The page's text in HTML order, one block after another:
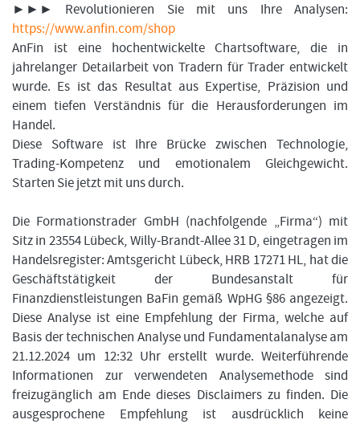
►►► Revolutionieren Sie mit uns Ihre Analysen:
https://www.anfin.com/shop
AnFin ist eine hochentwickelte Chartsoftware, die in
jahrelanger Detailarbeit von Tradern für Trader entwickelt
wurde. Es ist das Resultat aus Expertise, Präzision und
einem tiefen Verständnis für die Herausforderungen im
Handel.
Diese Software ist Ihre Brücke zwischen Technologie,
Trading-Kompetenz und emotionalem Gleichgewicht.
Starten Sie jetzt mit uns durch.
Die Formationstrader GmbH (nachfolgende „Firma“) mit
Sitz in 23554 Lübeck, Willy-Brandt-Allee 31 D, eingetragen im
Handelsregister: Amtsgericht Lübeck, HRB 17271 HL, hat die
Geschäftstätigkeit der Bundesanstalt für
Finanzdienstleistungen BaFin gemäß WpHG §86 angezeigt.
Diese Analyse ist eine Empfehlung der Firma, welche auf
Basis der technischen Analyse und Fundamentalanalyse am
21.12.2024 um 12:32 Uhr erstellt wurde. Weiterführende
Informationen zur verwendeten Analysemethode sind
freizugänglich am Ende dieses Disclaimers zu finden. Die
ausgesprochene Empfehlung ist ausdrücklich keine